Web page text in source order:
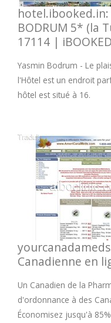
hotel.ibooked.in:
BODRUM 5* (la
17114 | iBOOKED
Yasmin Bodrum - Le
l'Hôtel est un endroit
hôtel est situé à 16.
Canadienne en
Un Canadien de la
d'ordonnance à des
Économisez jusqu'à